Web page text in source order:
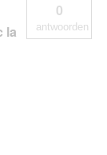
la
0
antwoorden